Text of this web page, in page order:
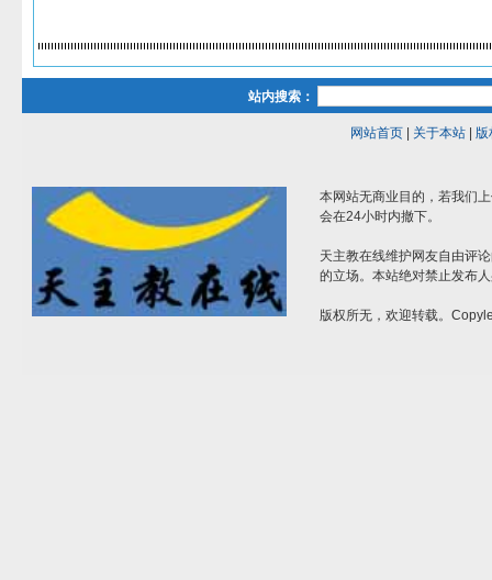
站内搜索：
网站首页| 关于本站| 版
本网站无商业目的，若我们
会在24小时内撤下。
天主教在线维护网友自由评
的立场。本站绝对禁止发布
版权所无，欢迎转载。